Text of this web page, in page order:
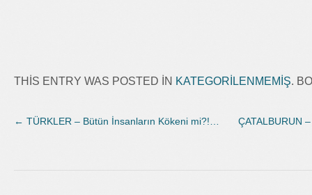
THIS ENTRY WAS POSTED IN KATEGORILENMEMIŞ.
← TÜRKLER – Bütün İnsanların Kökeni mi?!… ÇATALBURUN